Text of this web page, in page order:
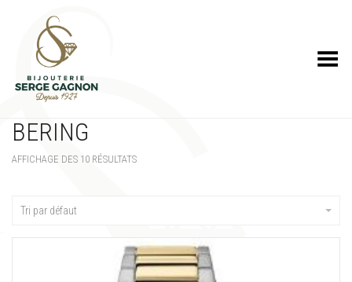
Toggle Menu
BERING
AFFICHAGE DES 10 RÉSULTATS
Tri par défaut